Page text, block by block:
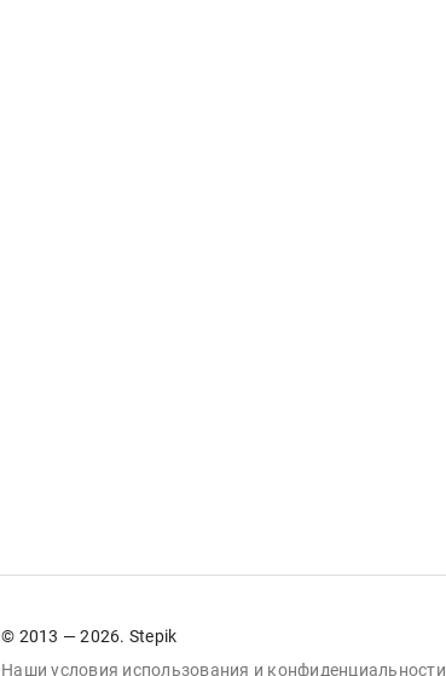
© 2013 — 2026. Stepik
Наши условия использования и конфиденциальности